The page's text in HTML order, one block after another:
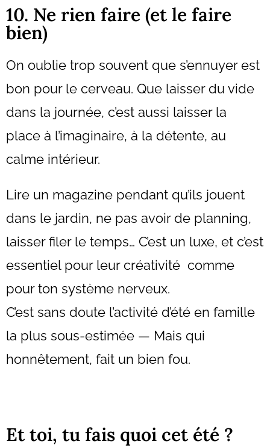
10. Ne rien faire (et le faire
bien)
On oublie trop souvent que s’ennuyer est
bon pour le cerveau. Que laisser du vide
dans la journée, c’est aussi laisser la
place à l’imaginaire, à la détente, au
calme intérieur.
Lire un magazine pendant qu’ils jouent
dans le jardin, ne pas avoir de planning,
laisser filer le temps… C’est un luxe, et c’est
essentiel pour leur créativité comme
pour ton système nerveux.
C’est sans doute l’activité d’été en famille
la plus sous-estimée — Mais qui
honnêtement, fait un bien fou.
Et toi, tu fais quoi cet été ?